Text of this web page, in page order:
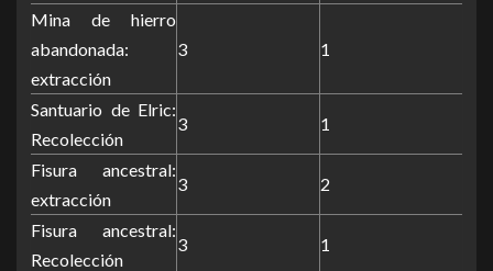
Mina de hierro
abandonada:
extracción
3 1
Santuario de Elric:
Recolección
3 1
Fisura ancestral:
extracción
3 2
Fisura ancestral:
Recolección
3 1